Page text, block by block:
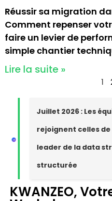
Réussir sa migration
Comment repenser
faire un levier de
simple chantier
Lire la suite »
1
Juillet 2026 : Les
rejoignent celles
leader de la data
structurée
KWANZEO,